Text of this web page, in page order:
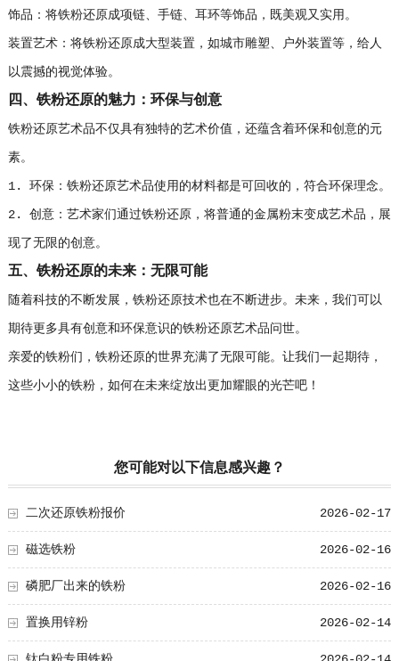
饰品：将铁粉还原成项链、手链、耳环等饰品，既美观又实用。
装置艺术：将铁粉还原成大型装置，如城市雕塑、户外装置等，给人
以震撼的视觉体验。
四、铁粉还原的魅力：环保与创意
铁粉还原艺术品不仅具有独特的艺术价值，还蕴含着环保和创意的元
素。
1. 环保：铁粉还原艺术品使用的材料都是可回收的，符合环保理念。
2. 创意：艺术家们通过铁粉还原，将普通的金属粉末变成艺术品，展
现了无限的创意。
五、铁粉还原的未来：无限可能
随着科技的不断发展，铁粉还原技术也在不断进步。未来，我们可以
期待更多具有创意和环保意识的铁粉还原艺术品问世。
亲爱的铁粉们，铁粉还原的世界充满了无限可能。让我们一起期待，
这些小小的铁粉，如何在未来绽放出更加耀眼的光芒吧！
您可能对以下信息感兴趣？
2026-02-17
二次还原铁粉报价
2026-02-16
磁选铁粉
2026-02-16
磷肥厂出来的铁粉
2026-02-14
置换用锌粉